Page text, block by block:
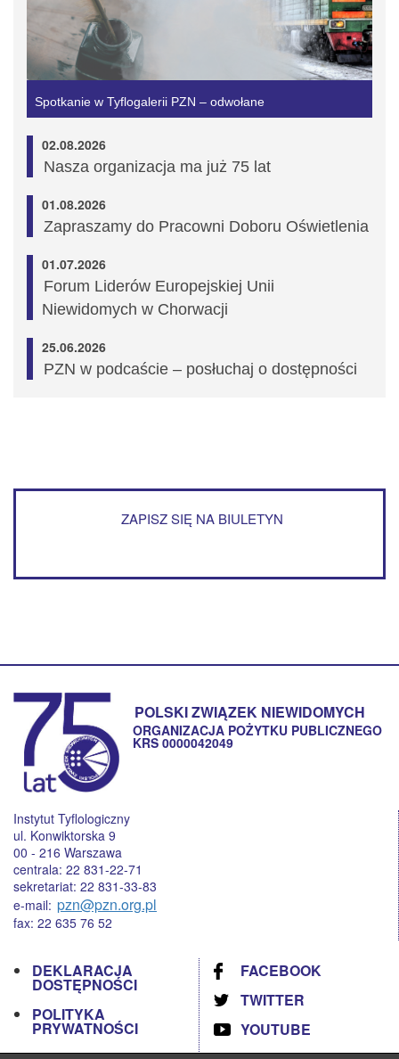
Spotkanie w Tyflogalerii PZN – odwołane
02.08.2026
Nasza organizacja ma już 75 lat
01.08.2026
Zapraszamy do Pracowni Doboru Oświetlenia
01.07.2026
Forum Liderów Europejskiej Unii
Niewidomych w Chorwacji
25.06.2026
PZN w podcaście – posłuchaj o dostępności
ZAPISZ SIĘ NA BIULETYN
POLSKI ZWIĄZEK NIEWIDOMYCH
ORGANIZACJA POŻYTKU PUBLICZNEGO
KRS 0000042049
Instytut Tyflologiczny
ul. Konwiktorska 9
00 - 216 Warszawa
centrala: 22 831-22-71
sekretariat: 22 831-33-83
e-mail: pzn@pzn.org.pl
fax: 22 635 76 52
DEKLARACJA
DOSTĘPNOŚCI
POLITYKA
PRYWATNOŚCI
FACEBOOK
TWITTER
YOUTUBE